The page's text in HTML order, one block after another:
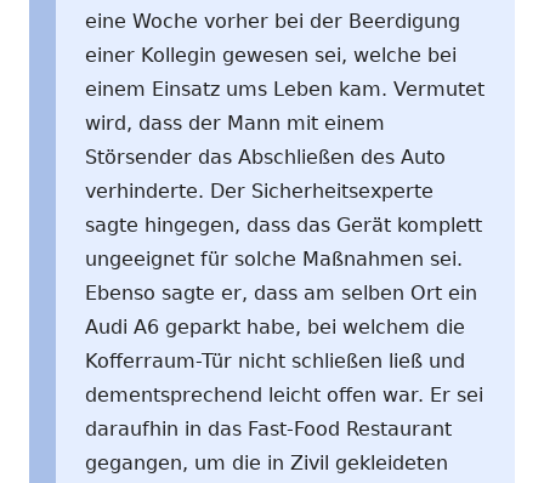
eine Woche vorher bei der Beerdigung
einer Kollegin gewesen sei, welche bei
einem Einsatz ums Leben kam. Vermutet
wird, dass der Mann mit einem
Störsender das Abschließen des Auto
verhinderte. Der Sicherheitsexperte
sagte hingegen, dass das Gerät komplett
ungeeignet für solche Maßnahmen sei.
Ebenso sagte er, dass am selben Ort ein
Audi A6 geparkt habe, bei welchem die
Kofferraum-Tür nicht schließen ließ und
dementsprechend leicht offen war. Er sei
daraufhin in das Fast-Food Restaurant
gegangen, um die in Zivil gekleideten